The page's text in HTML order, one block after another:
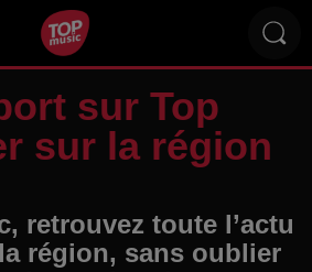
sur Top
sur la région
retrouvez toute l’actu
région, sans oublier